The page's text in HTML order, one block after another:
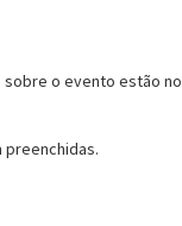
o evento estão no
preenchidas.